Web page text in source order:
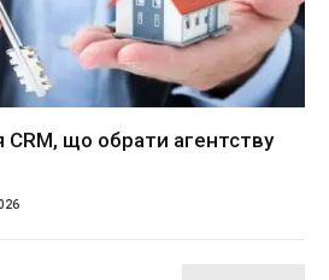
CRM, що обрати агентству